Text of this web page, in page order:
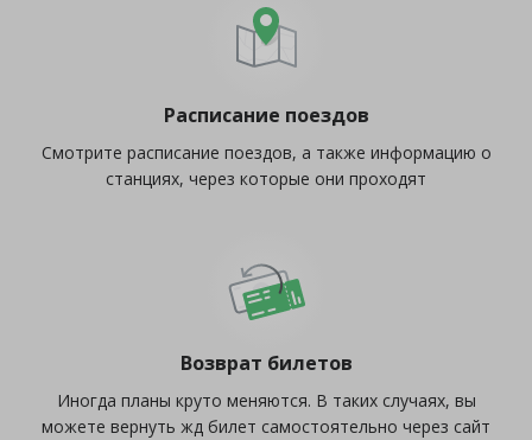
Расписание поездов
Смотрите расписание поездов, а также информацию о
станциях, через которые они проходят
Возврат билетов
Иногда планы круто меняются. В таких случаях, вы
можете вернуть жд билет самостоятельно через сайт